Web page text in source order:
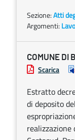
Sezione:Atti
Argomenti:
COMUNE DI
Scarica
Estratto
di deposito
realizzazione